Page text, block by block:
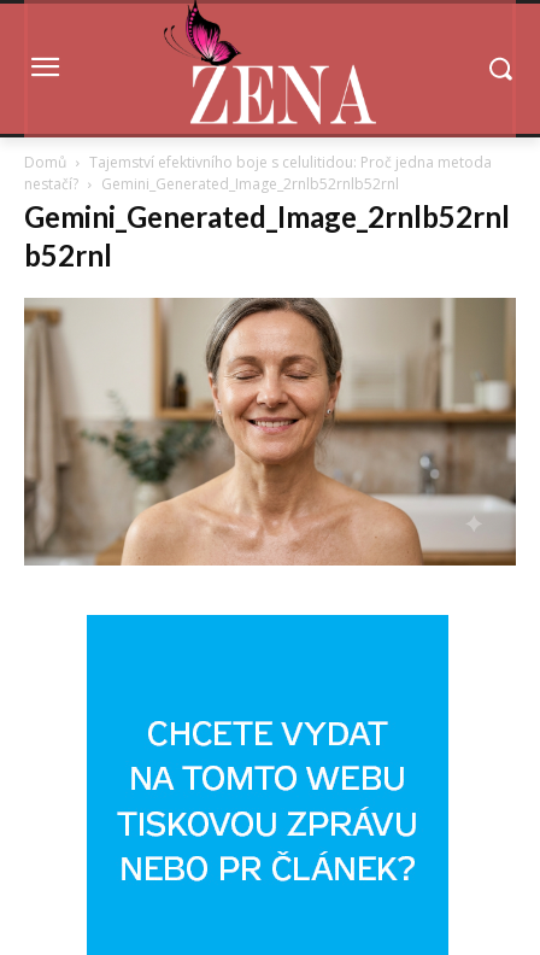
Domů
Tajemství efektivního boje s celulitidou: Proč jedna metoda
nestačí?
Gemini_Generated_Image_2rnlb52rnlb52rnl
Gemini_Generated_Image_2rnlb52rnl
b52rnl